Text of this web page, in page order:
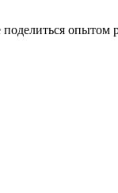
опытом